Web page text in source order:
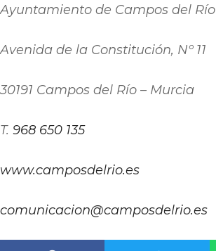
Ayuntamiento de Campos del Río
Avenida de la Constitución, Nº 11
30191 Campos del Río – Murcia
T. 968 650 135
www.camposdelrio.es
comunicacion@camposdelrio.es